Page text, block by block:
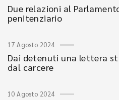
Due relazioni al
penitenziario
17 Agosto 2024
Dai detenuti una lettera
dal carcere
10 Agosto 2024